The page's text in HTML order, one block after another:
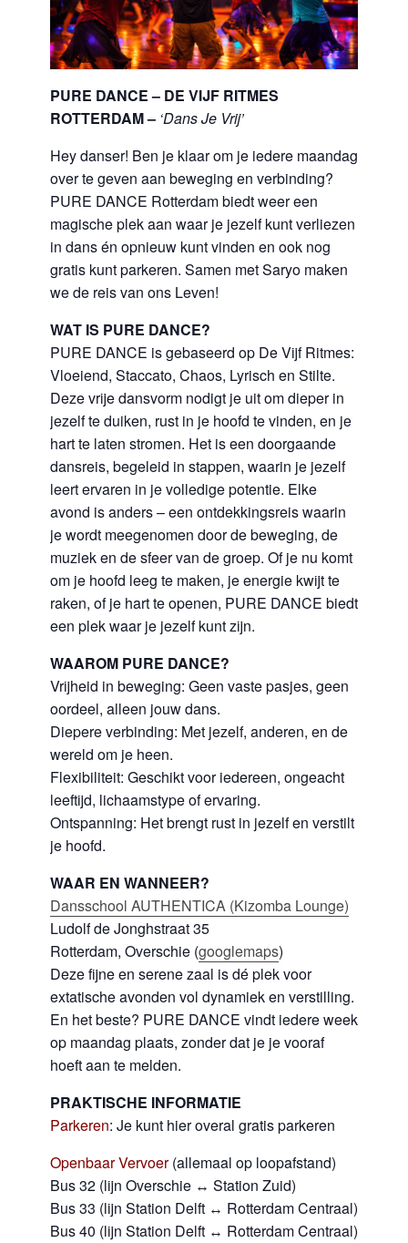
PURE DANCE – DE VIJF RITMES
ROTTERDAM – ‘Dans Je Vrij’
Hey danser! Ben je klaar om je iedere maandag
over te geven aan beweging en verbinding?
PURE DANCE Rotterdam biedt weer een
magische plek aan waar je jezelf kunt verliezen
in dans én opnieuw kunt vinden en ook nog
gratis kunt parkeren. Samen met Saryo maken
we de reis van ons Leven!
WAT IS PURE DANCE?
PURE DANCE is gebaseerd op De Vijf Ritmes:
Vloeiend, Staccato, Chaos, Lyrisch en Stilte.
Deze vrije dansvorm nodigt je uit om dieper in
jezelf te duiken, rust in je hoofd te vinden, en je
hart te laten stromen. Het is een doorgaande
dansreis, begeleid in stappen, waarin je jezelf
leert ervaren in je volledige potentie. Elke
avond is anders – een ontdekkingsreis waarin
je wordt meegenomen door de beweging, de
muziek en de sfeer van de groep. Of je nu komt
om je hoofd leeg te maken, je energie kwijt te
raken, of je hart te openen, PURE DANCE biedt
een plek waar je jezelf kunt zijn.
WAAROM PURE DANCE?
Vrijheid in beweging: Geen vaste pasjes, geen
oordeel, alleen jouw dans.
Diepere verbinding: Met jezelf, anderen, en de
wereld om je heen.
Flexibiliteit: Geschikt voor iedereen, ongeacht
leeftijd, lichaamstype of ervaring.
Ontspanning: Het brengt rust in jezelf en verstilt
je hoofd.
WAAR EN WANNEER?
Dansschool AUTHENTICA (Kizomba Lounge)
Ludolf de Jonghstraat 35
Rotterdam, Overschie (googlemaps)
Deze fijne en serene zaal is dé plek voor
extatische avonden vol dynamiek en verstilling.
En het beste? PURE DANCE vindt iedere week
op maandag plaats, zonder dat je je vooraf
hoeft aan te melden.
PRAKTISCHE INFORMATIE
Parkeren: Je kunt hier overal gratis parkeren
Openbaar Vervoer(allemaal op loopafstand)
Bus 32 (lijn Overschie ↔ Station Zuid)
Bus 33 (lijn Station Delft ↔ Rotterdam Centraal)
Bus 40 (lijn Station Delft ↔ Rotterdam Centraal)